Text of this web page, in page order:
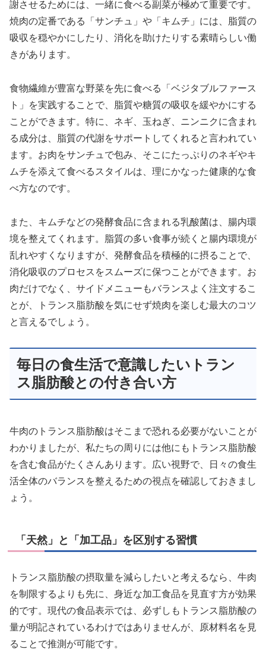
謝させるためには、一緒に食べる副菜が極めて重要です。
焼肉の定番である「サンチュ」や「キムチ」には、脂質の
吸収を穏やかにしたり、消化を助けたりする素晴らしい働
きがあります。
食物繊維が豊富な野菜を先に食べる「ベジタブルファース
ト」を実践することで、脂質や糖質の吸収を緩やかにする
ことができます。特に、ネギ、玉ねぎ、ニンニクに含まれ
る成分は、脂質の代謝をサポートしてくれると言われてい
ます。お肉をサンチュで包み、そこにたっぷりのネギやキ
ムチを添えて食べるスタイルは、理にかなった健康的な食
べ方なのです。
また、キムチなどの発酵食品に含まれる乳酸菌は、腸内環
境を整えてくれます。脂質の多い食事が続くと腸内環境が
乱れやすくなりますが、発酵食品を積極的に摂ることで、
消化吸収のプロセスをスムーズに保つことができます。お
肉だけでなく、サイドメニューもバランスよく注文するこ
とが、トランス脂肪酸を気にせず焼肉を楽しむ最大のコツ
と言えるでしょう。
毎日の食生活で意識したいトラン
ス脂肪酸との付き合い方
牛肉のトランス脂肪酸はそこまで恐れる必要がないことが
わかりましたが、私たちの周りには他にもトランス脂肪酸
を含む食品がたくさんあります。広い視野で、日々の食生
活全体のバランスを整えるための視点を確認しておきまし
ょう。
「天然」と「加工品」を区別する習慣
トランス脂肪酸の摂取量を減らしたいと考えるなら、牛肉
を制限するよりも先に、身近な加工食品を見直す方が効果
的です。現代の食品表示では、必ずしもトランス脂肪酸の
量が明記されているわけではありませんが、原材料名を見
ることで推測が可能です。